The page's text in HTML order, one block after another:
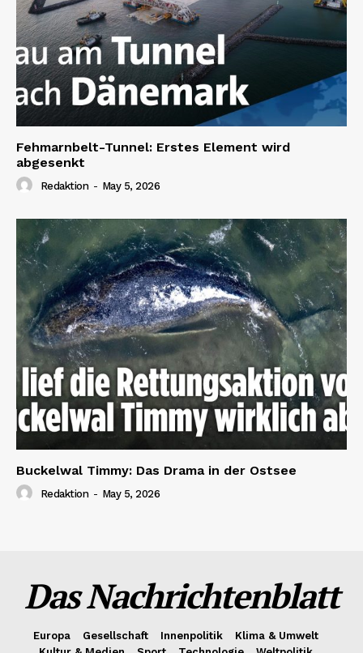
Fehmarnbelt-Tunnel: Erstes Element wird
abgesenkt
Redaktion - May 5, 2026
Buckelwal Timmy: Das Drama in der Ostsee
Redaktion - May 5, 2026
Das Nachrichtenblatt
Europa Gesellschaft Innenpolitik
Klima & Umwelt